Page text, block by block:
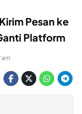
Pesan ke
Platform
am